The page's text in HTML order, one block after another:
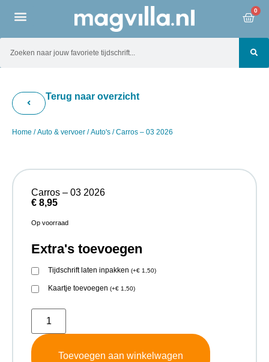
0
Terug naar overzicht
Home /Auto & vervoer /Auto's / Carros – 03 2026
Carros – 03 2026
€ 8,95
Op voorraad
Extra's toevoegen
Tijdschrift laten inpakken (+€ 1,50)
Kaartje toevoegen (+€ 1,50)
Toevoegen aan winkelwagen